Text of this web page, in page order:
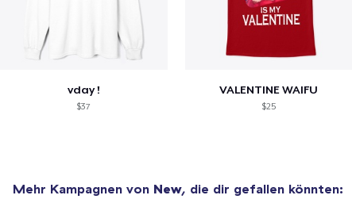
vday !
$37
VALENTINE WAIFU
$25
Mehr Kampagnen von New, die dir gefallen könnten: